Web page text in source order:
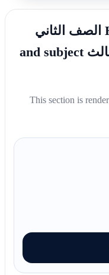
Here are more quizzes for الصف الثاني
عشر المتقدم by الفصل الثالث and subject
This section is